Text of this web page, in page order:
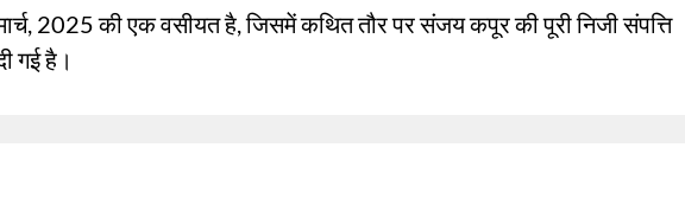
2025 की एक वसीयत है, जिसमें कथित तौर पर संजय कपूर की पूरी निजी संपत्ति
गई है।